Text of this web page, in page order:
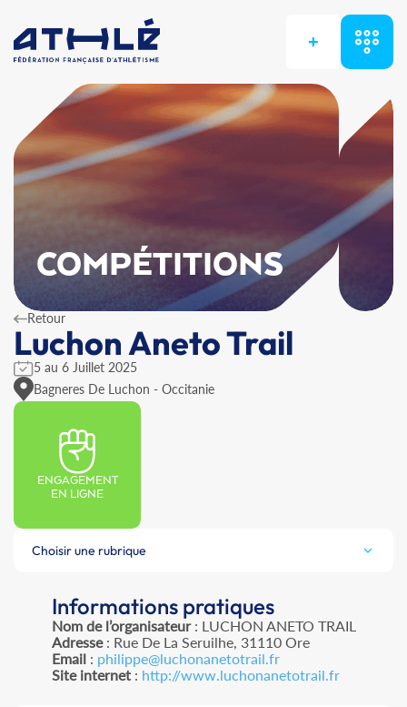
+
COMPÉTITIONS
Retour
Luchon Aneto Trail
5 au 6 Juillet 2025
Bagneres De Luchon - Occitanie
ENGAGEMENT
EN LIGNE
Choisir une rubrique
Informations pratiques
Nom de l’organisateur: LUCHON ANETO TRAIL
Adresse: Rue De La Seruilhe, 31110 Ore
Email: philippe@luchonanetotrail.fr
Site internet: http://www.luchonanetotrail.fr